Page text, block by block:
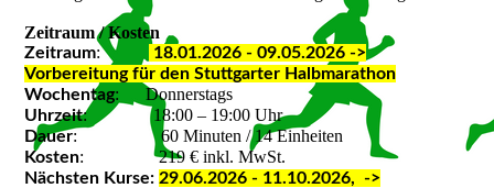
Zeitraum / Kosten
Zeitraum:
18.01.2026 - 09.05.2026 ->
Vorbereitung für den Stuttgarter Halbmarathon
Wochentag: Donnerstags
Uhrzeit: 18:00 – 19:00 Uhr
Dauer: 60 Minuten / 14 Einheiten
Kosten: 219 € inkl. MwSt.
Nächsten Kurse: 29.06.2026 - 11.10.2026, ->